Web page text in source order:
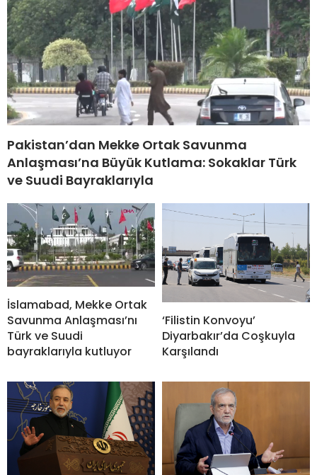
Pakistan’dan Mekke Ortak Savunma
Anlaşması’na Büyük Kutlama: Sokaklar Türk
ve Suudi Bayraklarıyla
İslamabad, Mekke Ortak
Savunma Anlaşması’nı
Türk ve Suudi
bayraklarıyla kutluyor
‘Filistin Konvoyu’
Diyarbakır’da Coşkuyla
Karşılandı